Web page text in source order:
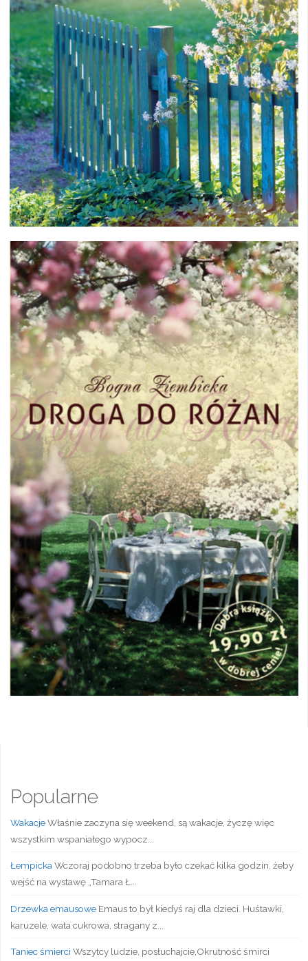
Popularne
Wakacje Właśnie zaczyna się weekend, są wakacje, życzę więc
wszystkim wspaniałego wypocz...
Łempicka Wczoraj podobno trzeba było czekać kilka godzin, żeby
wejść na wystawę „Tamara Ł...
Drzewka emausowe Emaus to był kiedyś raj dla dzieci. Huśtawki,
karuzele, wata cukrowa, stragany z...
Taniec śmierci Wszytcy ludzie, posłuchajcie,Okrutność śmirci